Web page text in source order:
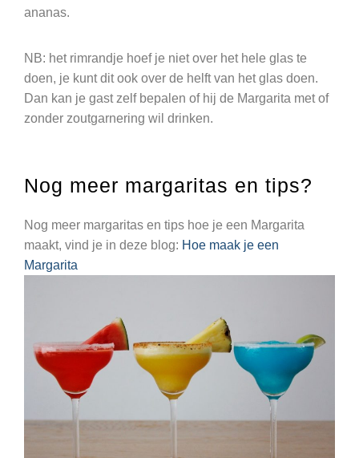
ananas.
NB: het rimrandje hoef je niet over het hele glas te
doen, je kunt dit ook over de helft van het glas doen.
Dan kan je gast zelf bepalen of hij de Margarita met of
zonder zoutgarnering wil drinken.
Nog meer margaritas en tips?
Nog meer margaritas en tips hoe je een Margarita
maakt, vind je in deze blog: Hoe maak je een
Margarita